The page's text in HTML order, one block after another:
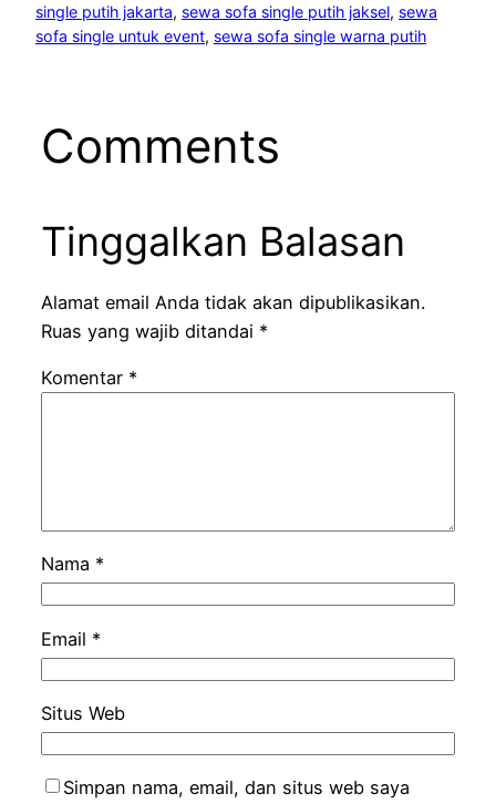
single putih jakarta, sewa sofa single putih jaksel, sewa
sofa single untuk event, sewa sofa single warna putih
Comments
Tinggalkan Balasan
Alamat email Anda tidak akan dipublikasikan.
Ruas yang wajib ditandai *
Komentar *
Nama *
Email *
Situs Web
Simpan nama, email, dan situs web saya